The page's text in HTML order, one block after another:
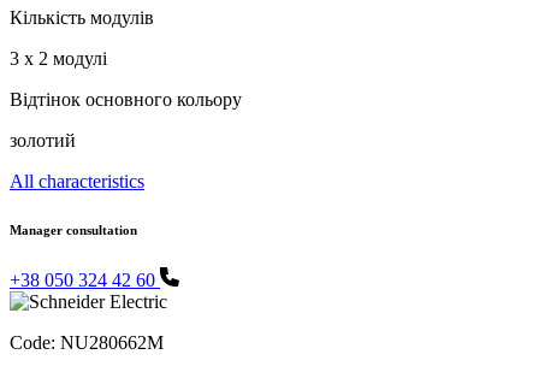
Кількість модулів
3 x 2 модулі
Відтінок основного кольору
золотий
All characteristics
Manager consultation
+38 050 324 42 60
Code: NU280662M